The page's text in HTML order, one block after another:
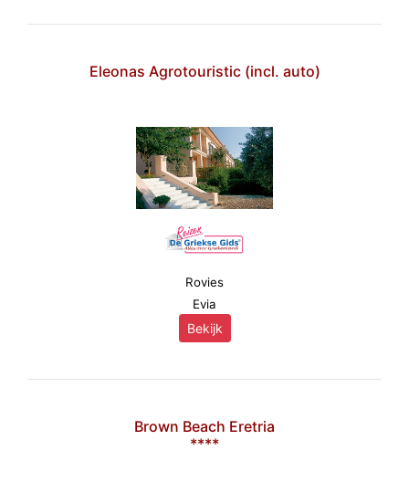
Eleonas Agrotouristic (incl. auto)
Rovies
Evia
Bekijk
Brown Beach Eretria
****